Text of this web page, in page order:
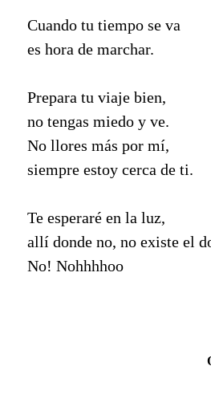
Cuando tu tiempo se va
es hora de marchar.
Prepara tu viaje bien,
no tengas miedo y ve.
No llores más por mí,
siempre estoy cerca de ti.
Te esperaré en la luz,
allí donde no, no existe el
No! Nohhhhoo